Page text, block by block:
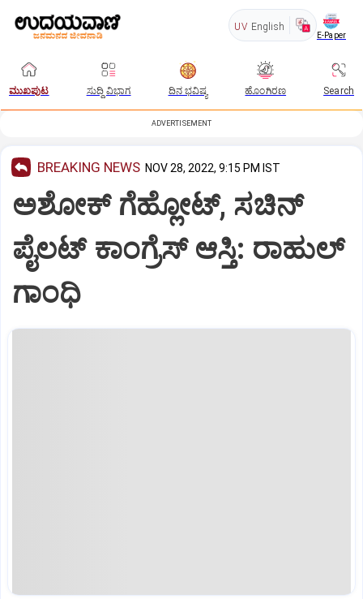
UV English
E-Paper
ಮುಖಪುಟ ಸುದ್ದಿ ವಿಭಾಗ ದಿನ ಭವಿಷ್ಯ ಹೊಂಗಿರಣ Search
ADVERTISEMENT
BREAKING NEWS NOV 28, 2022, 9:15 PM IST
ಅಶೋಕ್‌ ಗೆಹ್ಲೋಟ್, ಸಚಿನ್‌
ಪೈಲಟ್‌ ಕಾಂಗ್ರೆಸ್‌ ಆಸ್ತಿ: ರಾಹುಲ್‌
ಗಾಂಧಿ